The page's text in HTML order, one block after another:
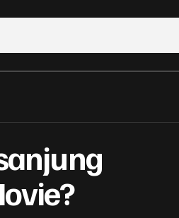
Tersanjung dengan